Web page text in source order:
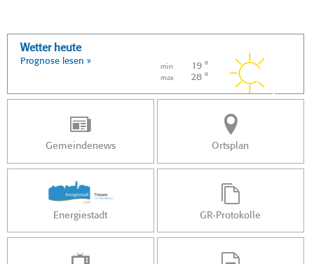
Wetter heute
Prognose lesen »
min 19 °
max 28 °
Gemeindenews Ortsplan
Energiestadt GR-Protokolle